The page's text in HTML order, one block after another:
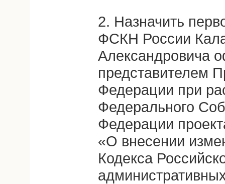
2. Назначить
ФСКН России
Александровича
представителем
Федерации при
Федерального
Федерации
«О внесении
Кодекса